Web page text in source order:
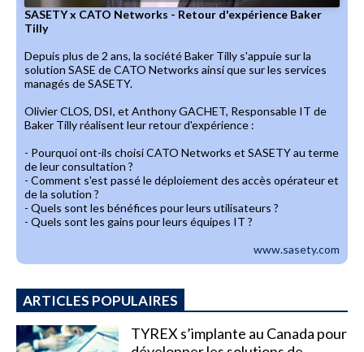
SASETY x CATO Networks - Retour d'expérience Baker
Tilly
Depuis plus de 2 ans, la société Baker Tilly s'appuie sur la
solution SASE de CATO Networks ainsi que sur les services
managés de SASETY.
Olivier CLOS, DSI, et Anthony GACHET, Responsable IT de
Baker Tilly réalisent leur retour d'expérience :
- Pourquoi ont-ils choisi CATO Networks et SASETY au terme
de leur consultation ?
- Comment s'est passé le déploiement des accès opérateur et
de la solution ?
- Quels sont les bénéfices pour leurs utilisateurs ?
- Quels sont les gains pour leurs équipes IT ?
www.sasety.com
ARTICLES POPULAIRES
TYREX s’implante au Canada pour